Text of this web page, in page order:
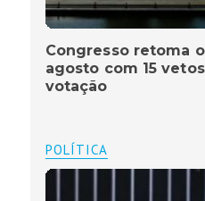
Congresso retoma
agosto com 15
votação
POLÍTICA